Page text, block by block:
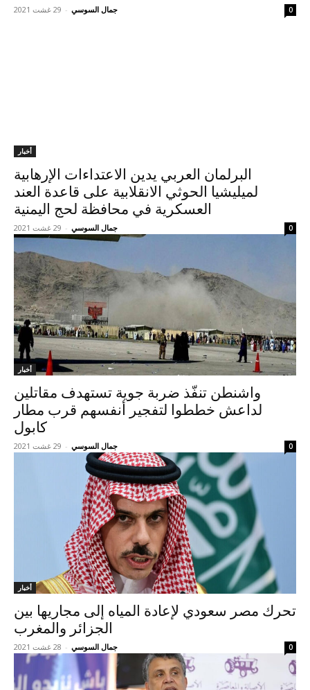
جمال السوسي - 29 غشت 2021 0
أخبار
البرلمان العربي يدين الاعتداءات الإرهابية
لميليشيا الحوثي الانقلابية على قاعدة العند
العسكرية في محافظة لحج اليمنية
جمال السوسي - 29 غشت 2021 0
أخبار
واشنطن تنفّذ ضربة جوية تستهدف مقاتلين
لداعش خططوا لتفجير أنفسهم قرب مطار
كابول
جمال السوسي - 29 غشت 2021 0
أخبار
تحرك مصر سعودي لإعادة المياه إلى مجاريها بين
الجزائر والمغرب
جمال السوسي - 28 غشت 2021 0